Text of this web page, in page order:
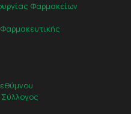
Φαρμακείων